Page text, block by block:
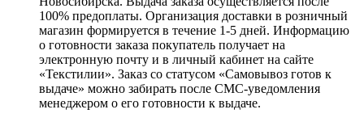
100% предоплаты. Организация доставки в розничный
магазин формируется в течение 1-5 дней. Информацию
о готовности заказа покупатель получает на
электронную почту и в личный кабинет на сайте
«Текстилии». Заказ со статусом «Самовывоз готов к
выдаче» можно забирать после СМС-уведомления
менеджером о его готовности к выдаче.